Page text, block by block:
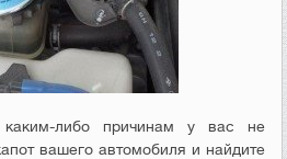
либо причинам у вас не
вашего автомобиля и найдите